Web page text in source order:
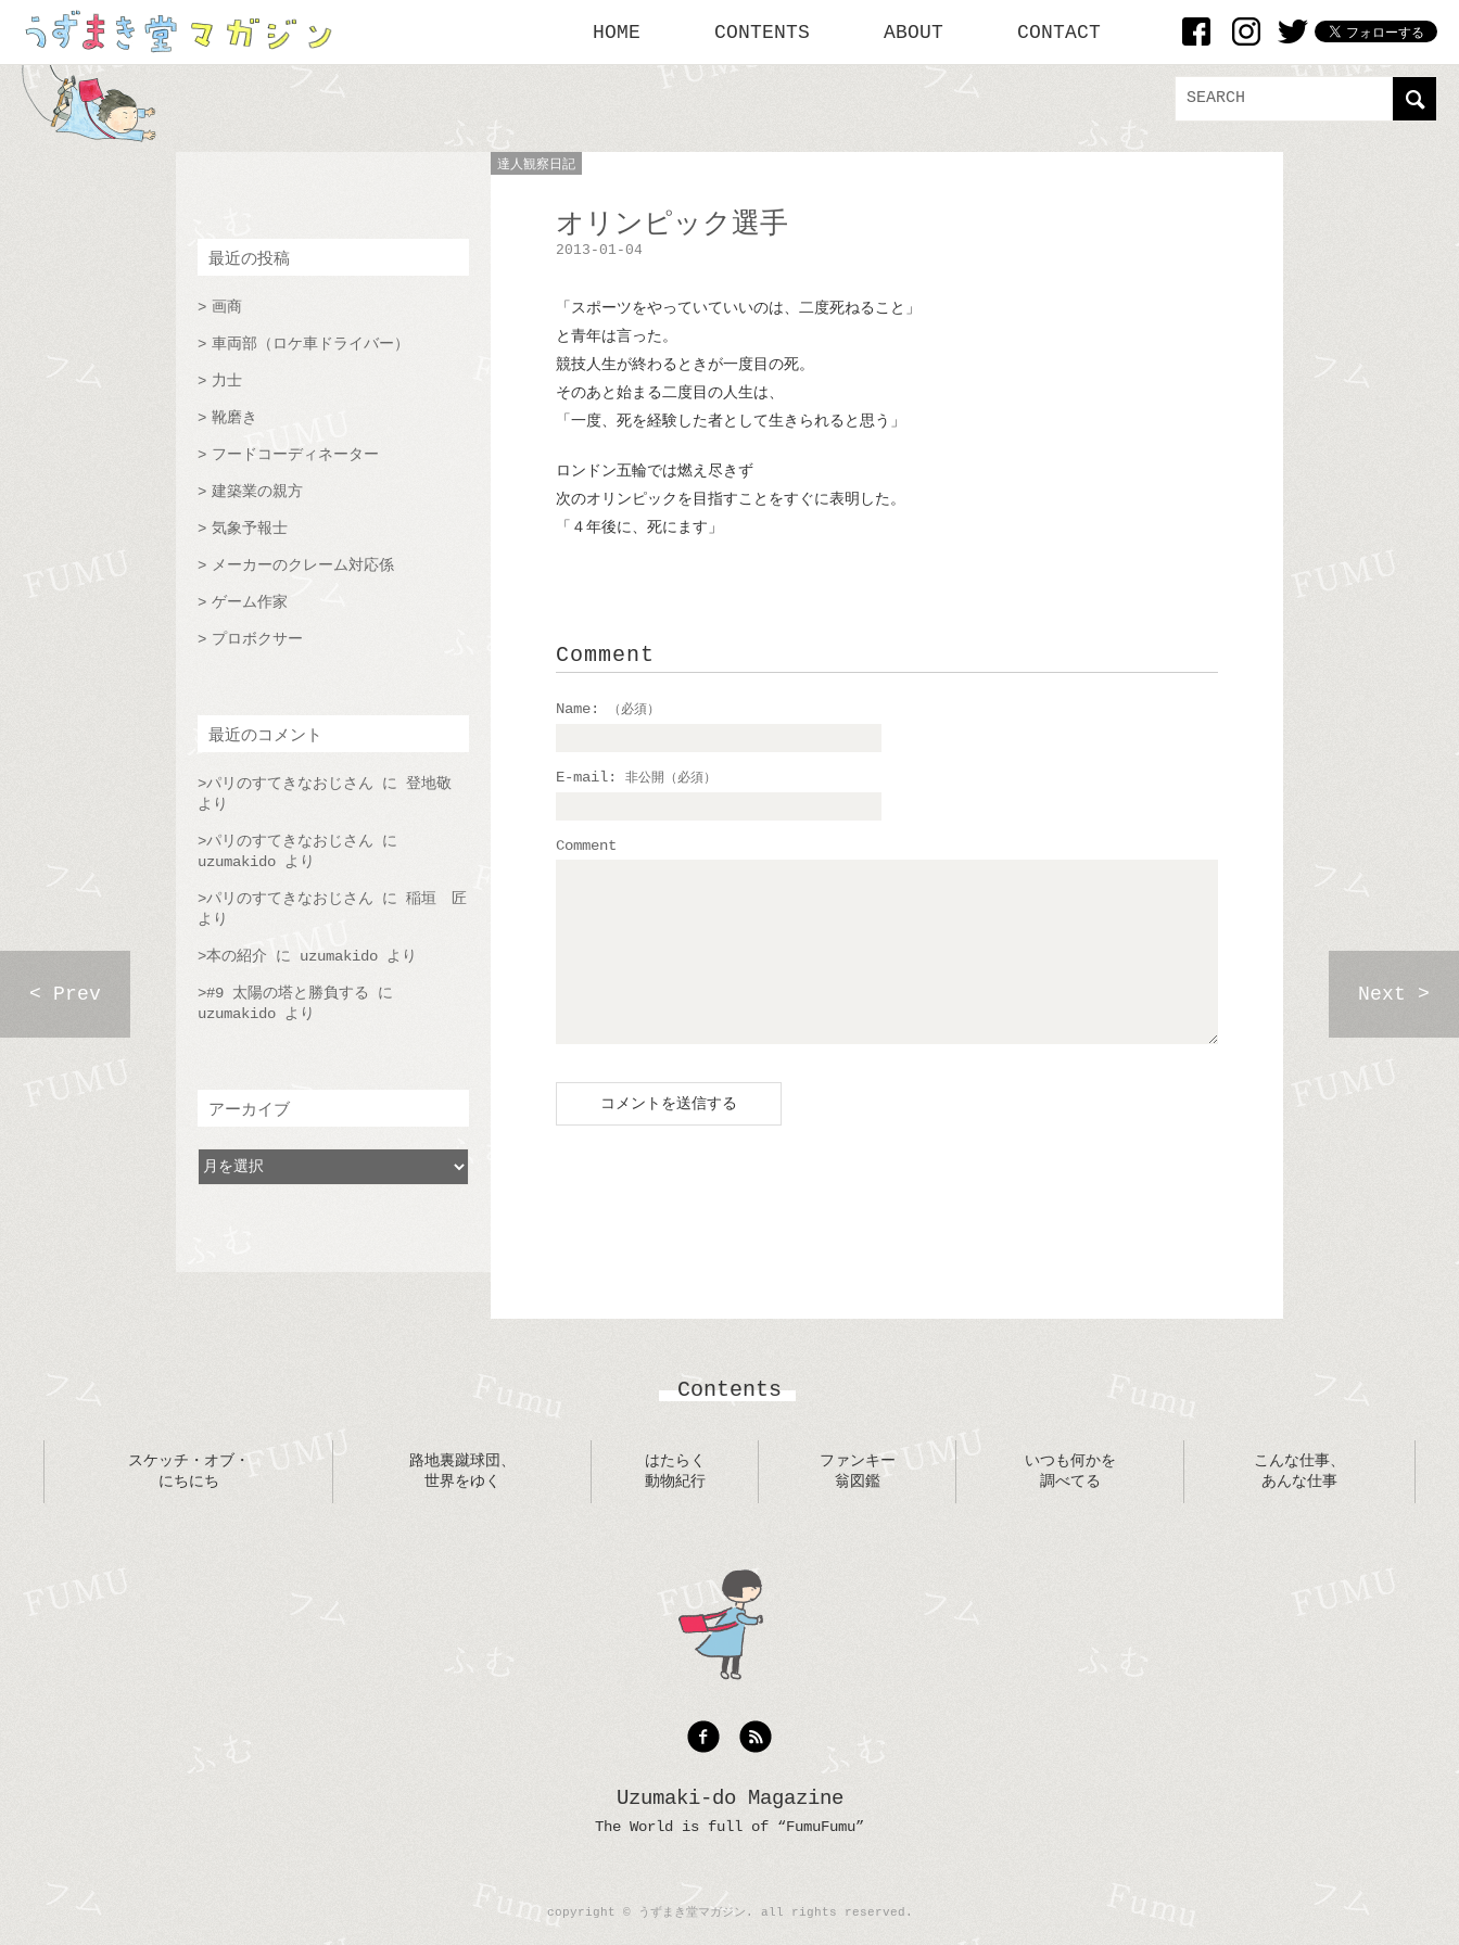
HOME CONTENTS ABOUT CONTACT
達人観察日記
オリンピック選手
2013-01-04
「スポーツをやっていていいのは、二度死ねること」
と青年は言った。
競技人生が終わるときが一度目の死。
そのあと始まる二度目の人生は、
「一度、死を経験した者として生きられると思う」
ロンドン五輪では燃え尽きず
次のオリンピックを目指すことをすぐに表明した。
「４年後に、死にます」
< Prev Next >
Comment
Name: （必須）
E-mail: 非公開（必須）
Comment
最近の投稿
画商
車両部（ロケ車ドライバー）
力士
靴磨き
フードコーディネーター
建築業の親方
気象予報士
メーカーのクレーム対応係
ゲーム作家
プロボクサー
最近のコメント
パリのすてきなおじさん に 登地敬
より
パリのすてきなおじさん に
uzumakido より
パリのすてきなおじさん に 稲垣 匠
より
本の紹介 に uzumakido より
#9 太陽の塔と勝負する
に
uzumakido より
アーカイブ
Contents
スケッチ・オブ・
にちにち
路地裏蹴球団、
世界をゆく
はたらく
動物紀行
ファンキー
翁図鑑
いつも何かを
調べてる
こんな仕事、
あんな仕事
Uzumaki-do Magazine
The World is full of “FumuFumu”
copyright © うずまき堂マガジン. all rights reserved.